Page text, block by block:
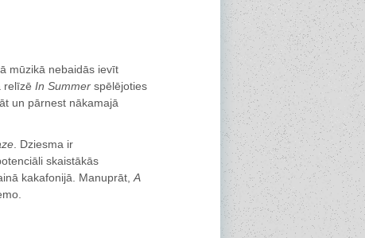
mūzikā nebaidās ievīt
relīzē In Summer spēlējoties
un pārnest nākamajā
. Dziesma ir
skaistākās
kakafonijā. Manuprāt, A